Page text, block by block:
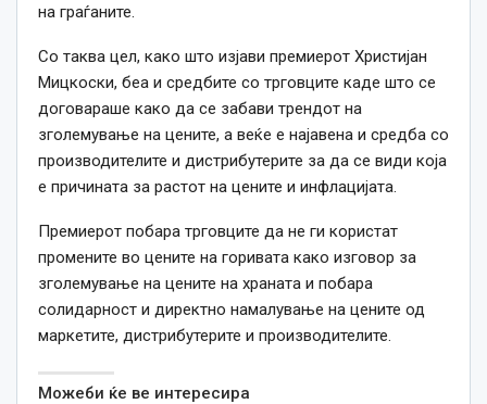
на граѓаните.
Со таква цел, како што изјави премиерот Христијан
Мицкоски, беа и средбите со трговците каде што се
договараше како да се забави трендот на
зголемување на цените, а веќе е најавена и средба со
производителите и дистрибутерите за да се види која
е причината за растот на цените и инфлацијата.
Премиерот побара трговците да не ги користат
промените во цените на горивата како изговор за
зголемување на цените на храната и побара
солидарност и директно намалување на цените од
маркетите, дистрибутерите и производителите.
Можеби ќе ве интересира